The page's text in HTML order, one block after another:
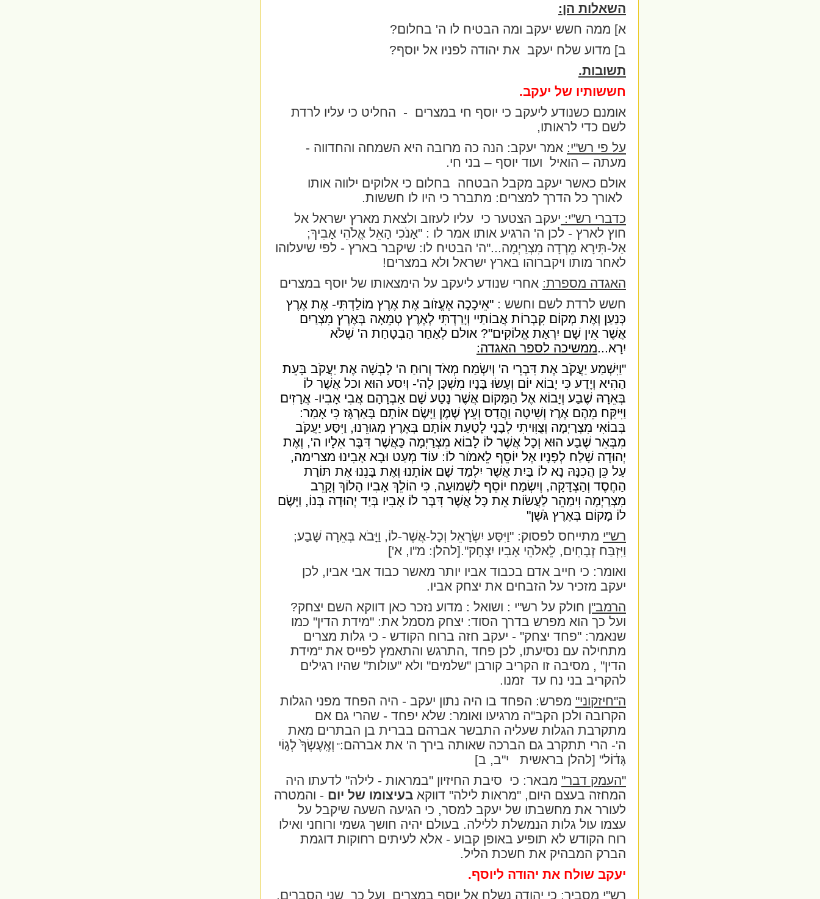
השאלות הן:
א] ממה חשש יעקב ומה הבטיח לו ה' בחלום?
ב] מדוע שלח יעקב את יהודה לפניו אל יוסף?
תשובות.
חששותיו של יעקב.
אומנם כשנודע ליעקב כי יוסף חי במצרים - החליט כי עליו לרדת
לשם כדי לראותו,
על פי רש"י: אמר יעקב: הנה כה מרובה היא השמחה והחדווה -
מעתה – הואיל ועוד יוסף – בני חי.
אולם כאשר יעקב מקבל הבטחה בחלום כי אלוקים ילווה אותו
לאורך כל הדרך למצרים: מתברר כי היו לו חששות.
כדברי רש"י: יעקב הצטער כי עליו לעזוב ולצאת מארץ ישראל אל
חוץ לארץ - לכן ה' הרגיע אותו אמר לו : "אָנֹכִי הָאֵל אֱלֹהֵי אָבִיךָ;
אַל-תִּירָא מֵרְדָה מִצְרַיְמָה..."ה' הבטיח לו: שיקבר בארץ - לפי שיעלוהו
לאחר מותו ויקברוהו בארץ ישראל ולא במצרים!
האגדה מספרת: אחרי שנודע ליעקב על הימצאותו של יוסף במצרים
חשש לרדת לשם וחשש : "אֵיכָכָה אֶעֱזֹוב אֶת אֶרֶץ מוֹלַדְתִּי- אֶת אֶרֶץ
כְּנַעַן וְאֶת מְקוֹם קִבְרוֹת אֲבוֹתַיי וְיָרַדְתִּי לְאֶרֶץ טְמֵאָה בְּאֶרֶץ מִצְרַיִם
אֲשֶׁר אֵין שָׁם יִרְאַת אֱלוֹקִים"? אולם לְאַחַר הַבְטָחַת ה' שֶׁלֹּא
יִרָא...ממשיכה לספר האגדה:
"וַיִּשְׁמַע יַעֲקֹב אֶת דִּבְרֵי ה' וְיִשְׂמַח מְאֹד וְרוּחַ ה' לָבְשָׁה אֶת יַעֲקֹב בָּעֵת
הַהִיא וְיָדַע כִּי יָבוֹא יוֹם וְעָשׂוּ בָּנָיו מִשְׁכָּן לָה'- וְיִסע הוּא וכל אֲשֶׁר לוֹ
בְּאֵרָהּ שֶׁבַע וְיָבוֹא אֶל הַמָּקוֹם אֲשֶׁר נָטַע שָׁם אַבְרָהָם אֲבִי אָבִיו- אֲרָזִים
וַיִּיקַּח מֵהֶם אֶרֶז וְשִׁיטָה וַהֲדַס וְעֵץ שֶׁמֶן וַיָּשֶׂם אוֹתָם בָּאַרְגָּז כִּי אָמַר:
בְּבוֹאִי מִצְרַיְמָה וְצֻוִּויתִי לְבָנָי לָטַעַת אוֹתָם בְּאֶרֶץ מְגוּרֵנוּ, וַיִּסַּע יַעֲקֹב
מִבְּאֵר שֶׁבַע הוּא וְכָל אֲשֶׁר לוֹ לָבוֹא מִצְרַיְמָה כַּאֲשֶׁר דִּבֶּר אֵלָיו ה', וְאֶת
יְהוּדָה שָׁלַח לְפָנָיו אֶל יוֹסֵף לֵאמֹור לוֹ: עוֹד מְעַט וּבָא אָבִינוּ מצרימה,
עַל כֵּן הֲכִנָּהּ נָא לוֹ בַּיִת אֲשֶׁר יִלְמַד שָׁם אוֹתָנוּ וְאֶת בָּנֵנוּ אֶת תּוֹרַת
הַחֶסֶד וְהַצְדָּקָה, וְיִשְׂמַח יוֹסֵף לִשְׁמוּעָה, כִּי הוֹלֵךְ אָבִיו הָלוֹךְ וְקָרֵב
מִצְרַיְמָה וִימַהֵר לַעֲשׂוֹת אֵת כָּל אֲשֶׁר דִּבֶּר לוֹ אָבִיו בְּיַד יְהוּדָה בְּנוֹ, וַיָּשֶׂם
לוֹ מָקוֹם בְּאֶרֶץ גֹּשֶׁן"
רש"י מתייחס לפסוק: "וַיִּסַּע יִשְׂרָאֵל וְכָל-אֲשֶׁר-לוֹ, וַיָּבֹא בְּאֵרָה שָּׁבַע;
וַיִּזְבַּח זְבָחִים, לֵאלֹהֵי אָבִיו יִצְחָק".[להלן: מ"ו, א']
ואומר: כי חייב אדם בכבוד אביו יותר מאשר כבוד אבי אביו, לכן
יעקב מזכיר על הזבחים את יצחק אביו.
הרמב"ן חולק על רש"י : ושואל : מדוע נזכר כאן דווקא השם יצחק?
ועל כך הוא מפרש בדרך הסוד: יצחק מסמל את: "מידת הדין" כמו
שנאמר: "פחד יצחק" - יעקב חזה ברוח הקודש - כי גלות מצרים
מתחילה עם נסיעתו, לכן פחד ,התרגש והתאמץ לפייס את "מידת
הדין" , מסיבה זו הקריב קורבן "שלמים" ולא "עולות" שהיו רגילים
להקריב בני נח עד זמנו.
ה"חיזקוני" מפרש: הפחד בו היה נתון יעקב - היה הפחד מפני הגלות
הקרובה ולכן הקב"ה מרגיעו ואומר: שלא יפחד - שהרי גם אם
מתקרבת הגלות שעליה התבשר אברהם בברית בן הבתרים מאת
ה'- הרי תתקרב גם הברכה שאותה בירך ה' את אברהם:" וְאֶֽעֶשְׂךָ֙ לְג֣וֹי
גָּד֔וֹל" [להלן בראשית
י"ב, ב]
"העמק דבר" מבאר: כי סיבת החיזיון "במראות - לילה" לדעתו היה
המחזה בעצם היום, "מראות לילה" דווקא בעיצומו של יום - והמטרה
לעורר את מחשבתו של יעקב למסר, כי הגיעה השעה שיקבל על
עצמו עול גלות הנמשלת ללילה. בעולם יהיה חושך גשמי ורוחני ואילו
רוח הקודש לא תופיע באופן קבוע - אלא לעיתים רחוקות דוגמת
הברק המבהיק את חשכת הליל.
יעקב שולח את יהודה ליוסף.
רש"י מסביר: כי יהודה נשלח אל יוסף במצרים ועל כך שני הסברים.